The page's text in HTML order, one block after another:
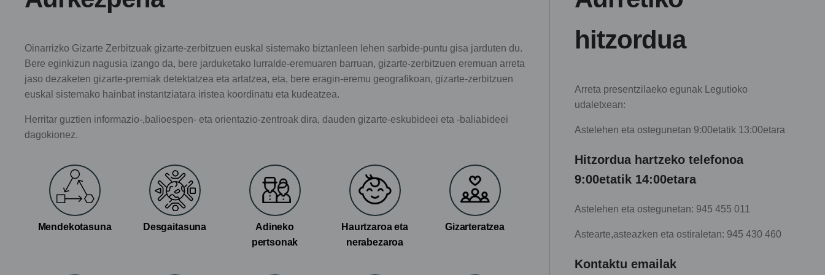
Oinarrizko Gizarte Zerbitzuak gizarte-zerbitzuen euskal sistemako biztanleen lehen sarbide-puntu gisa jarduten du.
Bere eginkizun nagusia izango da, bere jarduketako lurralde-eremuaren barruan, gizarte-zerbitzuen eremuan arreta
jaso dezaketen gizarte-premiak detektatzea eta artatzea, eta, bere eragin-eremu geografikoan, gizarte-zerbitzuen
euskal sistemako hainbat instantziatara iristea koordinatu eta kudeatzea.
Herritar guztien informazio-,balioespen- eta orientazio-zentroak dira, dauden gizarte-eskubideei eta -baliabideei
dagokionez.
Mendekotasuna Desgaitasuna
Adineko
pertsonak
Haurtzaroa eta
nerabezaroa
Gizarteratzea
hitzordua
Arreta presentzilaeko egunak Legutioko
udaletxean:
Astelehen eta ostegunetan 9:00etatik 13:00etara
Hitzordua hartzeko telefonoa
9:00etatik 14:00etara
Astelehen eta ostegunetan: 945 455 011
Astearte,asteazken eta ostiraletan: 945 430 460
Kontaktu emailak